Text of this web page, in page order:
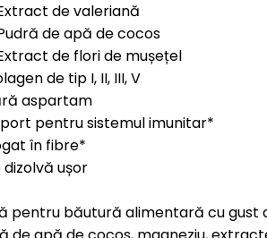
de valeriană
de apă de cocos
de flori de mușețel
de tip I, II, III, V
aspartam
pentru sistemul imunitar*
în fibre*
dizolvă ușor
pentru băutură alimentară cu gust